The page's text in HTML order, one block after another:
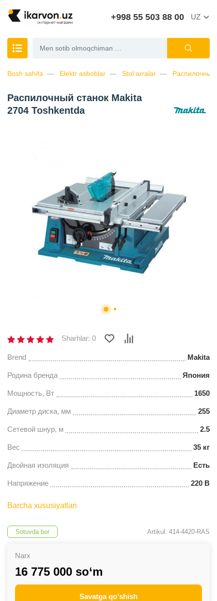
+998 55 503 88 00 UZ
Bosh sahifa Elektr asboblar Stol arralar Распилочный
Распилочный станок Makita
2704 Toshkentda
Sharhlar: 0
Brend Makita
Родина бренда Япония
Мощность, Вт 1650
Диаметр диска, мм 255
Сетевой шнур, м 2.5
Вес 35 кг
Двойная изоляция Есть
Напряжение 220 В
Barcha xususiyatlari
Sotuvda bor Artikul: 414-4420-RAS
Narx
16 775 000 so‘m
Savatga qo‘shish